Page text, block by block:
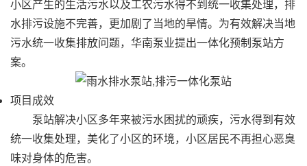
小区产生的生活污水以及工农污水得不到统一收集处理，排
水排污设施不完善，更加剧了当地的旱情。为有效解决当地
污水统一收集排放问题， 华南泵业提出一体化预制泵站方
案。
项目成效
泵站解决小区多年来被污水困扰的顽疾，污水得到有效
统一收集处理，美化了小区的环境，小区居民不再担心恶臭
味对身体的危害。